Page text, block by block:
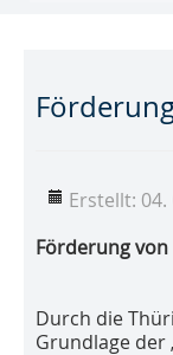
Erstellt:
Förderung
Durch die
Grundlage der